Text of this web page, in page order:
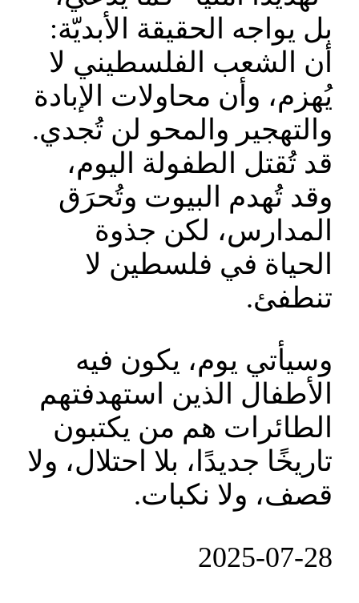
بل يواجه الحقيقة الأبديّة:
أن الشعب الفلسطيني لا
يُهزم، وأن محاولات الإبادة
والتهجير والمحو لن تُجدي.
قد تُقتل الطفولة اليوم،
وقد تُهدم البيوت وتُحرَق
المدارس، لكن جذوة
الحياة في فلسطين لا
تنطفئ.
وسيأتي يوم، يكون فيه
الأطفال الذين استهدفتهم
الطائرات هم من يكتبون
تاريخًا جديدًا، بلا احتلال، ولا
قصف، ولا نكبات.
‎2025-‎07-‎28